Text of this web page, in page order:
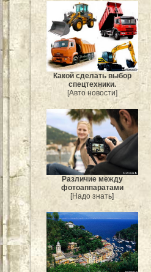
Какой сделать выбор
спецтехники.
[Авто новости]
Различие между
фотоаппаратами
[Надо знать]